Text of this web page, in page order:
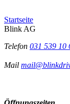
Startseite
Blink AG
Telefon 031 539 10
Mail